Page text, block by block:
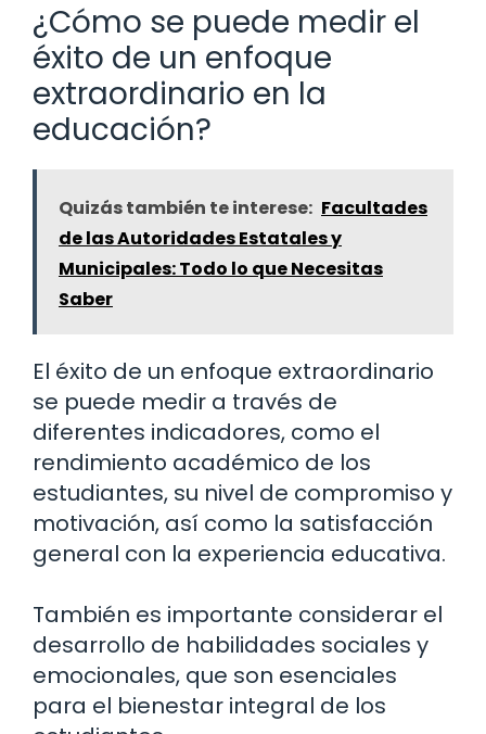
¿Cómo se puede medir el
éxito de un enfoque
extraordinario en la
educación?
Quizás también te interese: Facultades
de las Autoridades Estatales y
Municipales: Todo lo que Necesitas
Saber
El éxito de un enfoque extraordinario
se puede medir a través de
diferentes indicadores, como el
rendimiento académico de los
estudiantes, su nivel de compromiso y
motivación, así como la satisfacción
general con la experiencia educativa.
También es importante considerar el
desarrollo de habilidades sociales y
emocionales, que son esenciales
para el bienestar integral de los